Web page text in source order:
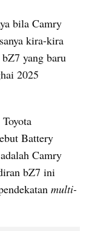
bila Camry
kira-kira
yang baru
2025
Battery
Camry
bZ7 ini
multi-